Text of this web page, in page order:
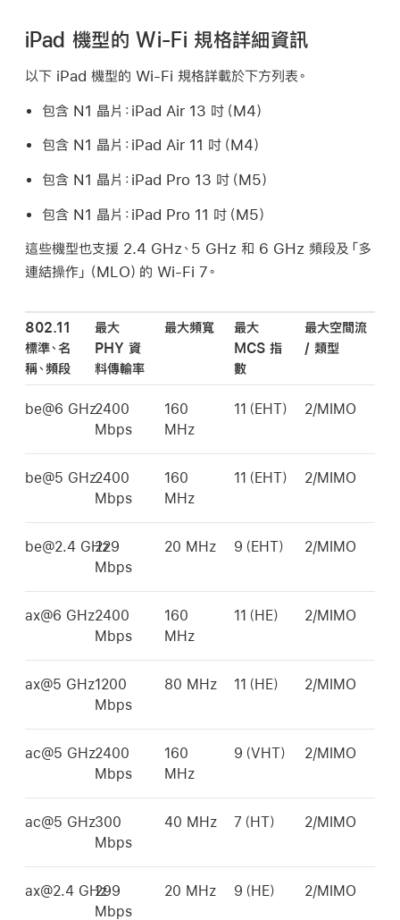
iPad 機型的 Wi-Fi 規格詳細資訊
以下 iPad 機型的 Wi-Fi 規格詳載於下方列表。
包含 N1 晶片： iPad Air13 吋（M4）
包含 N1 晶片： iPad Air11 吋（M4）
包含 N1 晶片： iPad Pro 13 吋（M5）
包含 N1 晶片： iPad Pro 11 吋（M5）
這些機型也支援 2.4 GHz、5 GHz 和 6 GHz 頻段及「多
連結操作」（MLO）的 Wi-Fi 7。
802.11
標準、名
稱、頻段
最大
PHY 資
料傳輸率
最大頻寬
最大
MCS 指
數
最大空間流
/ 類型
be@6 GHz2400
Mbps
160
MHz
11（EHT） 2/MIMO
be@5 GHz2400
Mbps
160
MHz
11（EHT） 2/MIMO
be@2.4 GHz
229
Mbps
20 MHz 9（EHT） 2/MIMO
ax@6 GHz2400
Mbps
160
MHz
11（HE） 2/MIMO
ax@5 GHz1200
Mbps
80 MHz 11（HE） 2/MIMO
ac@5 GHz2400
Mbps
160
MHz
9（VHT） 2/MIMO
ac@5 GHz300
Mbps
40 MHz 7（HT） 2/MIMO
ax@2.4 GHz299
Mbps
20 MHz 9（HE） 2/MIMO